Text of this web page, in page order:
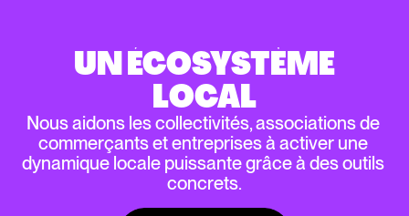
UN ÉCOSYSTÈME
LOCAL
Nous aidons les collectivités, associations de
commerçants et entreprises à activer une
dynamique locale puissante grâce à des outils
concrets.